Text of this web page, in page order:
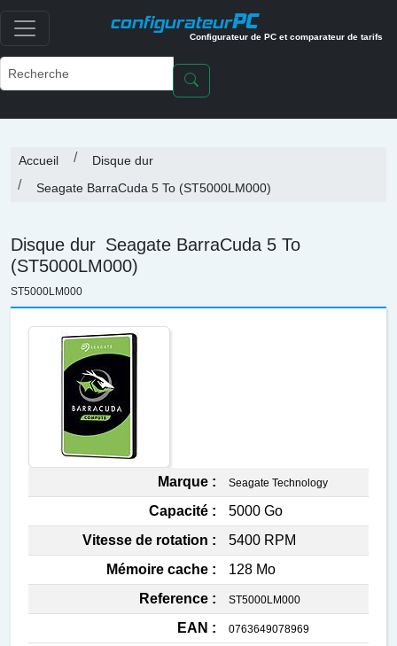
configurateurPC
Configurateur de PC et comparateur de tarifs
Accueil
Disque dur
Seagate BarraCuda 5 To (ST5000LM000)
Disque dur Seagate BarraCuda 5 To
(ST5000LM000)
ST5000LM000
Marque : Seagate Technology
Capacité :
5000 Go
Vitesse de rotation :
5400 RPM
Mémoire cache :
128 Mo
Reference :
ST5000LM000
EAN : 0763649078969